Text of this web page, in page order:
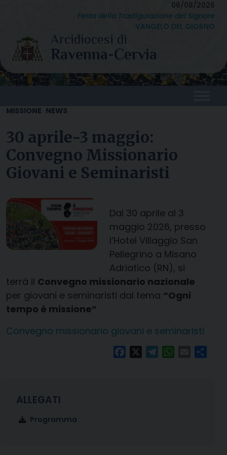
content
06/08/2026
Festa della Trasfigurazione del Signore
VANGELO DEL GIORNO
MISSIONE NEWS
30 aprile-3 maggio:
Convegno Missionario
Giovani e Seminaristi
Dal 30 aprile al 3
maggio 2026, presso
l’Hotel Villaggio San
Pellegrino a Misano
Adriatico (RN), si
terrà il Convegno missionario nazionale
per giovani e seminaristi dal tema “Ogni
tempo è missione”
Convegno missionario giovani e seminaristi
FacebookTelegramWhatsApp
Email
Programma